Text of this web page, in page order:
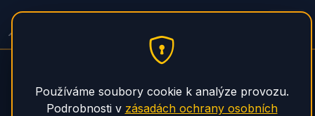
Používáme soubory cookie k analýze provozu.
Podrobnosti v zásadách ochrany osobních